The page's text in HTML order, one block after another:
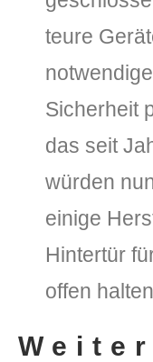
teure
Sicherheit
das seit
würden
einige
Hintertür
offen